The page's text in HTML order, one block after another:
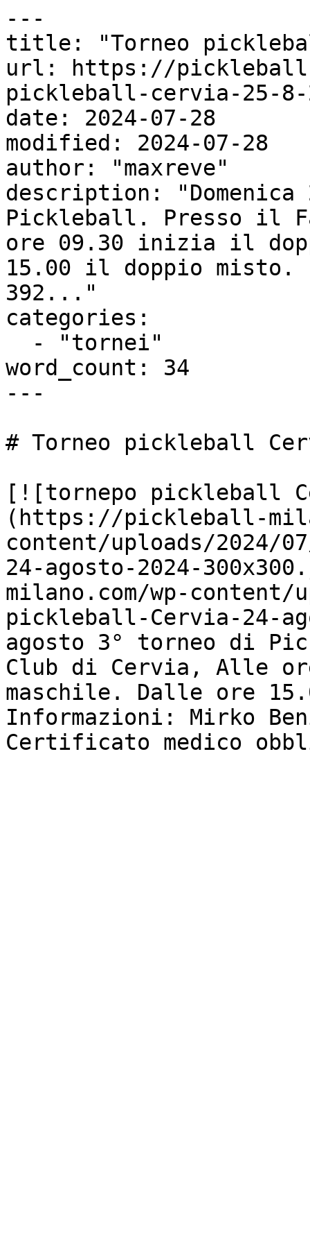
---
title: "Torneo
url: https://pickleball-
pickleball-cervia-25-
date: 2024-07-28
modified: 2024-07-28
author: "maxreve"
description:
Pickleball. Presso il
ore 09.30 inizia il
15.00 il doppio misto.
392..."
categories:
word_count: 34
---
# Torneo pickleball
[![tornepo pickleball
(https://pickleball-
content/uploads/2024/
24-agosto-2024-
milano.com/wp-content/
pickleball-Cervia-24-
agosto 3° torneo di
Club di Cervia, Alle
maschile. Dalle ore
Informazioni: Mirko
Certificato medico